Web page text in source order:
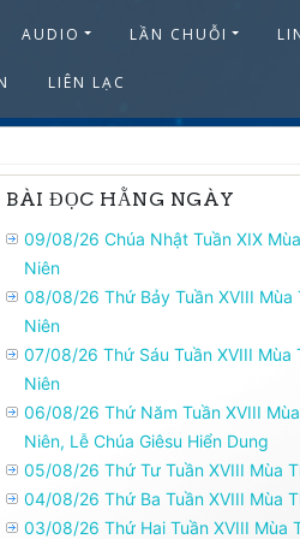
AUDIO LẦN CHUỖI
LIÊN LẠC
BÀI ĐỌC HẰNG NGÀY
09/08/26 Chúa Nhật Tuần XIX
Niên
08/08/26 Thứ Bảy Tuần XVIII Mùa
Niên
07/08/26 Thứ Sáu Tuần XVIII Mùa
Niên
06/08/26 Thứ Năm Tuần XVIII
Niên, Lễ Chúa Giêsu Hiển Dung
05/08/26 Thứ Tư Tuần XVIII Mùa
04/08/26 Thứ Ba Tuần XVIII Mùa
03/08/26 Thứ Hai Tuần XVIII Mùa